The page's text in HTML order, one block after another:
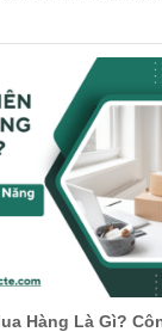
Hàng Là Gì?